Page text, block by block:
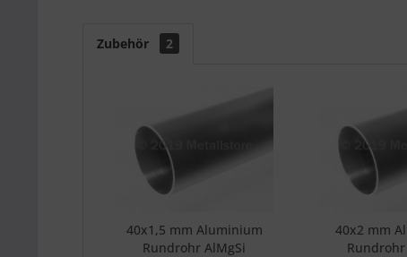
Zubehör 2
40x1,5 mm Aluminium
Rundrohr AlMgSi
40x2 mm
Rundrohr